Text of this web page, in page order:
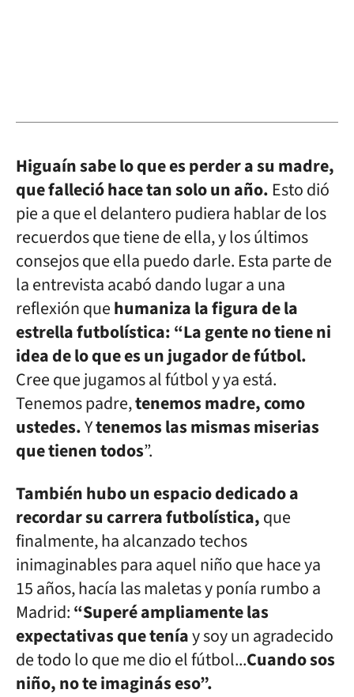
Higuaín sabe lo que es perder a su madre,
que falleció hace tan solo un año. Esto dió
pie a que el delantero pudiera hablar de los
recuerdos que tiene de ella, y los últimos
consejos que ella puedo darle. Esta parte de
la entrevista acabó dando lugar a una
reflexión quehumaniza la figura de la
estrella futbolística: “La gente no tiene ni
idea de lo que es un jugador de fútbol.
Cree que jugamos al fútbol y ya está.
Tenemos padre,tenemos madre, como
ustedes.Ytenemos las mismas miserias
que tienen todos”.
También hubo un espacio dedicado a
recordar su carrera futbolística,que
finalmente, ha alcanzado techos
inimaginables para aquel niño que hace ya
15 años, hacía las maletas y ponía rumbo a
Madrid:“Superé ampliamente las
expectativas que teníay soy un agradecido
de todo lo que me dio el fútbol...Cuando sos
niño, no te imaginás eso”.